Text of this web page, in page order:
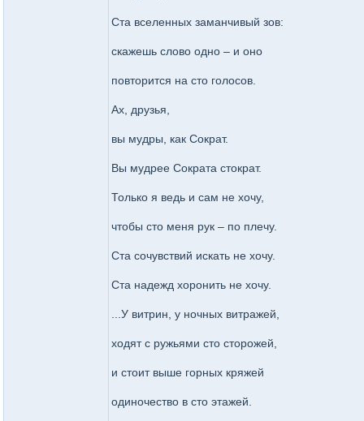
Ста вселенных заманчивый зов:
скажешь слово одно – и оно
повторится на сто голосов.
Ах, друзья,
вы мудры, как Сократ.
Вы мудрее Сократа стократ.
Только я ведь и сам не хочу,
чтобы сто меня рук – по плечу.
Ста сочувствий искать не хочу.
Ста надежд хоронить не хочу.
...У витрин, у ночных витражей,
ходят с ружьями сто сторожей,
и стоит выше горных кряжей
одиночество в сто этажей.